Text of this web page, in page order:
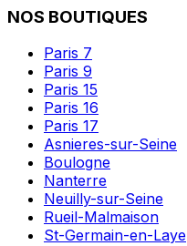
NOS BOUTIQUES
Paris 7
Paris 9
Paris 15
Paris 16
Paris 17
Asnieres-sur-Seine
Boulogne
Nanterre
Neuilly-sur-Seine
Rueil-Malmaison
St-Germain-en-Laye